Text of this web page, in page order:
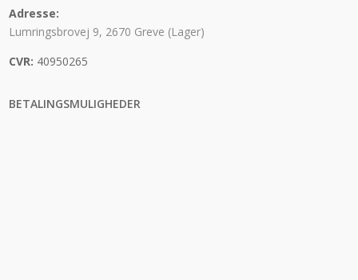
Adresse:
Lumringsbrovej 9, 2670 Greve (Lager)
CVR: 40950265
BETALINGSMULIGHEDER